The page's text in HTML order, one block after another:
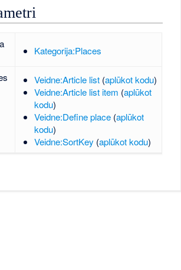
Kategorija:Places
Veidne:Article list (aplūkot kodu)
Veidne:Article list item (aplūkot
kodu)
Veidne:Define place (aplūkot
kodu)
Veidne:SortKey (aplūkot kodu)